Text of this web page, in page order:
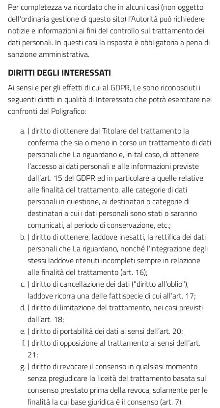
Per completezza va ricordato che in alcuni casi (non oggetto
dell’ordinaria gestione di questo sito) l’Autorità può richiedere
notizie e informazioni ai fini del controllo sul trattamento dei
dati personali. In questi casi la risposta è obbligatoria a pena di
sanzione amministrativa.
DIRITTI DEGLI INTERESSATI
Ai sensi e per gli effetti di cui al GDPR, Le sono riconosciuti i
seguenti diritti in qualità di Interessato che potrà esercitare nei
confronti del Poligrafico:
) diritto di ottenere dal Titolare del trattamento la
conferma che sia o meno in corso un trattamento di dati
personali che La riguardano e, in tal caso, di ottenere
l’accesso ai dati personali e alle informazioni previste
dall’art. 15 del GDPR ed in particolare a quelle relative
alle finalità del trattamento, alle categorie di dati
personali in questione, ai destinatari o categorie di
destinatari a cui i dati personali sono stati o saranno
comunicati, al periodo di conservazione, etc.;
) diritto di ottenere, laddove inesatti, la rettifica dei dati
personali che La riguardano, nonché l’integrazione degli
stessi laddove ritenuti incompleti sempre in relazione
alle finalità del trattamento (art. 16);
) diritto di cancellazione dei dati ("diritto all’oblio"),
laddove ricorra una delle fattispecie di cui all’art. 17;
) diritto di limitazione del trattamento, nei casi previsti
dall’art. 18;
) diritto di portabilità dei dati ai sensi dell’art. 20;
) diritto di opposizione al trattamento ai sensi dell’art.
21;
) diritto di revocare il consenso in qualsiasi momento
senza pregiudicare la liceità del trattamento basata sul
consenso prestato prima della revoca, solamente per le
finalità la cui base giuridica è il consenso (art. 7).